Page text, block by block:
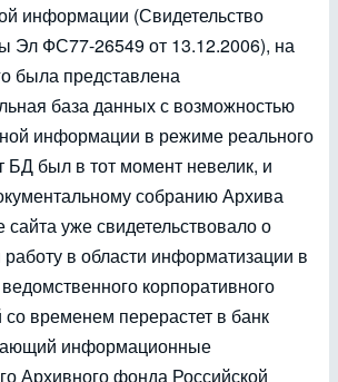
информации (Свидетельство
Эл ФС77-26549 от 13.12.2006), на
была представлена
база данных с возможностью
информации в режиме реального
БД был в тот момент невелик, и
собранию Архива
уже свидетельствовало о
в области информатизации в
корпоративного
со временем перерастет в банк
информационные
Архивного фонда Российской